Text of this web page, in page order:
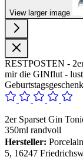
View larger image
RESTPOSTEN -
mir die GINflut -
Geburtstagsgeschenk
2er Sparset Gin
350ml randvoll
Hersteller:
5, 16247